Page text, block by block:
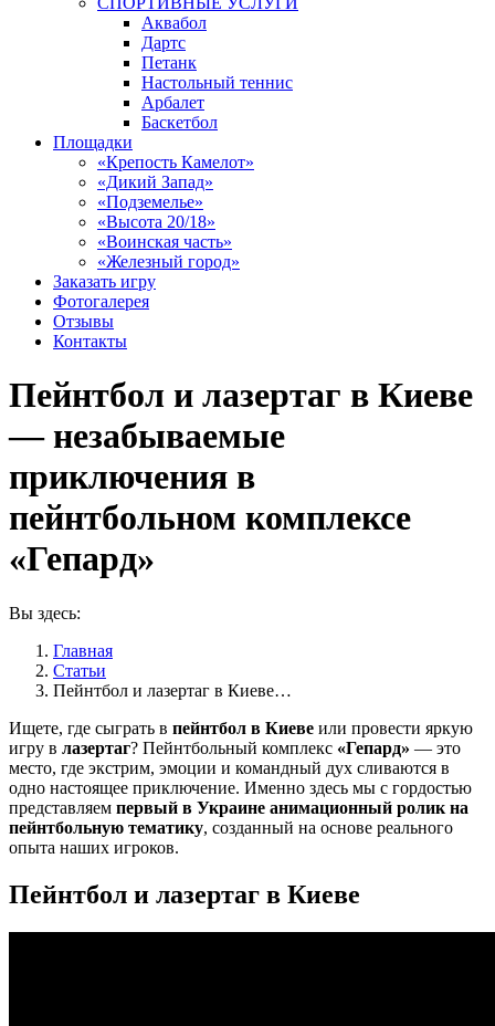
Аквабол
Дартс
Петанк
Настольный теннис
Арбалет
Баскетбол
Площадки
«Крепость Камелот»
«Дикий Запад»
«Подземелье»
«Высота 20/18»
«Воинская часть»
«Железный город»
Заказать игру
Фотогалерея
Отзывы
Контакты
Пейнтбол и лазертаг в Киеве
— незабываемые
приключения в
пейнтбольном комплексе
«Гепард»
Вы здесь:
Главная
Статьи
Пейнтбол и лазертаг в Киеве…
Ищете, где сыграть в пейнтбол в Киеве или провести яркую
игру в лазертаг? Пейнтбольный комплекс «Гепард» — это
место, где экстрим, эмоции и командный дух сливаются в
одно настоящее приключение. Именно здесь мы с гордостью
представляем первый в Украине анимационный ролик на
пейнтбольную тематику, созданный на основе реального
опыта наших игроков.
Пейнтбол и лазертаг в Киеве